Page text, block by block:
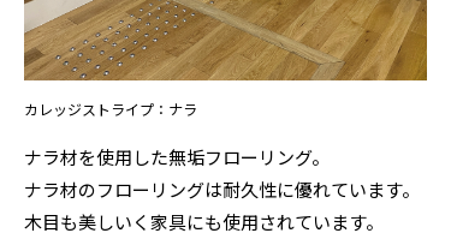
サステナビリティ
ニュース
お問い合わせ
カレッジストライプ：ナラ
ナラ材を使用した無垢フローリング。
ナラ材のフローリングは耐久性に優れています。
木目も美しいく家具にも使用されています。